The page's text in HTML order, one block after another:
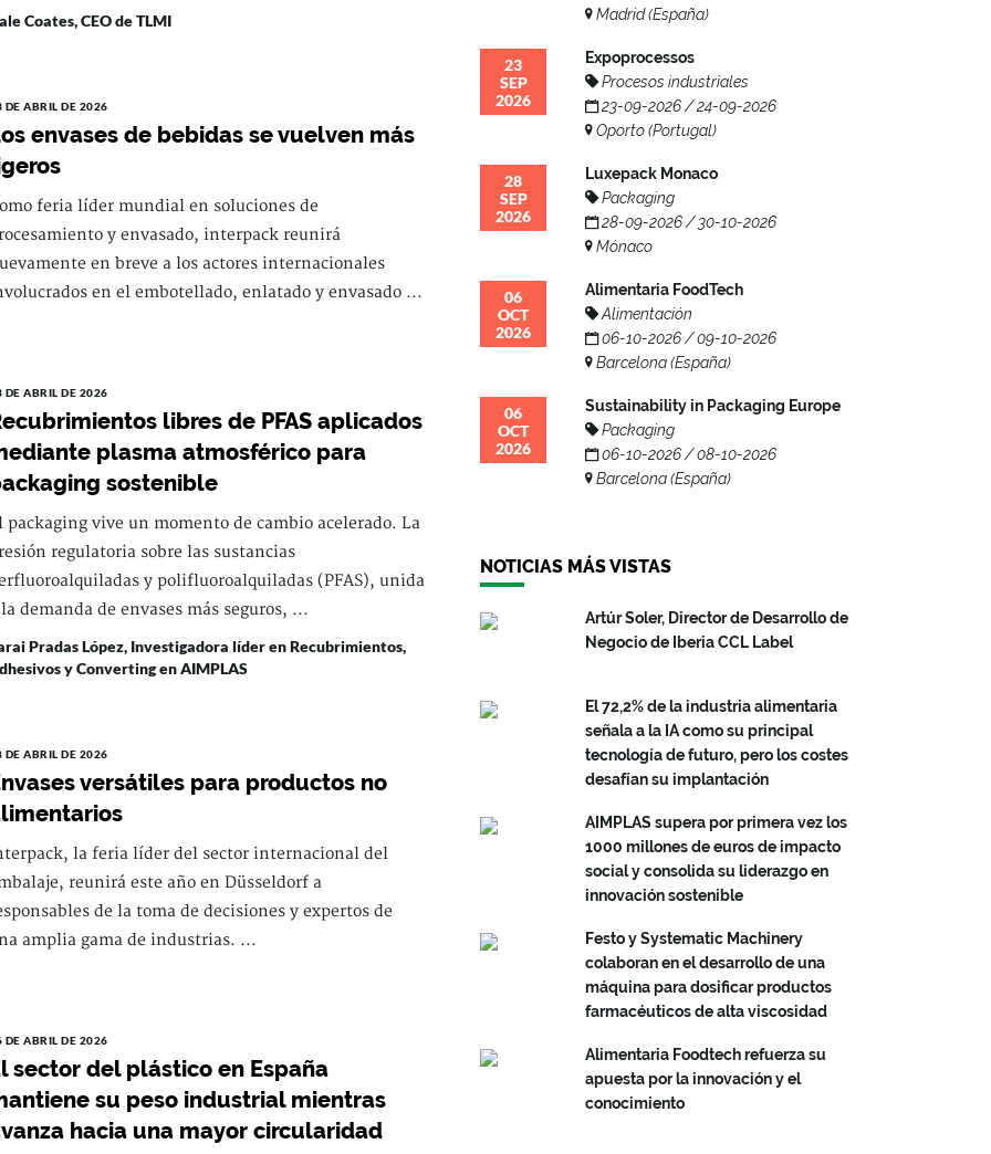
Coates, CEO de TLMI
DE ABRIL DE 2026
envases de bebidas se vuelven más
feria líder mundial en soluciones de
y envasado, interpack reunirá
en breve a los actores internacionales
en el embotellado, enlatado y envasado ...
DE ABRIL DE 2026
libres de PFAS aplicados
plasma atmosférico para
sostenible
packaging vive un momento de cambio acelerado. La
regulatoria sobre las sustancias
y polifluoroalquiladas (PFAS), unida
la demanda de envases más seguros, ...
Pradas López, Investigadora líder en Recubrimientos,
y Converting en AIMPLAS
DE ABRIL DE 2026
versátiles para productos no
la feria líder del sector internacional del
reunirá este año en Düsseldorf a
de la toma de decisiones y expertos de
amplia gama de industrias. ...
DE ABRIL DE 2026
sector del plástico en España
su peso industrial mientras
hacia una mayor circularidad
Madrid (España)
23
SEP
2026
Expoprocessos
Procesos industriales
23-09-2026 / 24-09-2026
Oporto (Portugal)
28
SEP
2026
Luxepack Monaco
Packaging
28-09-2026 / 30-10-2026
Mónaco
06
OCT
2026
Alimentaria FoodTech
Alimentación
06-10-2026 / 09-10-2026
Barcelona (España)
06
OCT
2026
Sustainability in Packaging Europe
Packaging
06-10-2026 / 08-10-2026
Barcelona (España)
NOTICIAS MÁS VISTAS
Artúr Soler, Director de Desarrollo de
Negocio de Iberia CCL Label
El 72,2% de la industria alimentaria
señala a la IA como su principal
tecnología de futuro, pero los costes
desafían su implantación
AIMPLAS supera por primera vez los
1000 millones de euros de impacto
social y consolida su liderazgo en
innovación sostenible
Festo y Systematic Machinery
colaboran en el desarrollo de una
máquina para dosificar productos
farmacéuticos de alta viscosidad
Alimentaria Foodtech refuerza su
apuesta por la innovación y el
conocimiento